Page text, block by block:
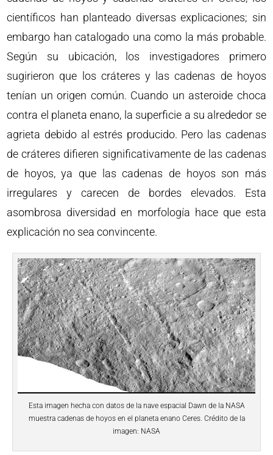
científicos han planteado diversas explicaciones; sin
embargo han catalogado una como la más probable.
Según su ubicación, los investigadores primero
sugirieron que los cráteres y las cadenas de hoyos
tenían un origen común. Cuando un asteroide choca
contra el planeta enano, la superficie a su alrededor se
agrieta debido al estrés producido. Pero las cadenas
de cráteres difieren significativamente de las cadenas
de hoyos, ya que las cadenas de hoyos son más
irregulares y carecen de bordes elevados. Esta
asombrosa diversidad en morfología hace que esta
explicación no sea convincente.
Esta imagen hecha con datos de la nave espacial Dawn de la NASA
muestra cadenas de hoyos en el planeta enano Ceres. Crédito de la
imagen: NASA